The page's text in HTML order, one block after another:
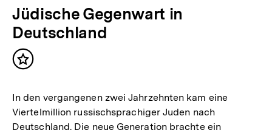
Jüdische Gegenwart in
Deutschland
Inhalt
In den vergangenen zwei Jahrzehnten kam eine
Viertelmillion russischsprachiger Juden nach
Deutschland. Die neue Generation brachte ein